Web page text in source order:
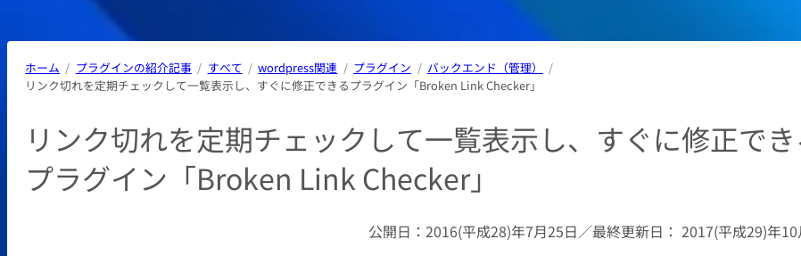
ホーム プラグインの紹介記事 すべて wordpress関連 プラグイン
バックエンド（管理）
リンク切れを定期チェックして一覧表示し、すぐに修正できるプラグイン「Broken Link Checker」
リンク切れを定期チェックして一覧表示し、すぐに修正でき
プラグイン「Broken Link Checker」
公開日：2016(平成28)年7月25日／最終更新日：2017(平成29)年10